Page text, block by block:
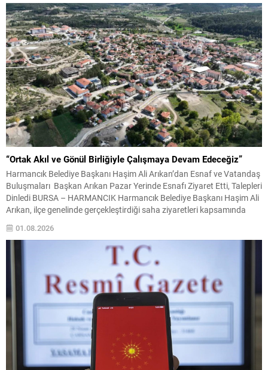
alınmasıyla süreçte...
“Ortak Akıl ve Gönül Birliğiyle Çalışmaya Devam Edeceğiz”
Harmancık Belediye Başkanı Haşim Ali Arıkan’dan Esnaf ve Vatandaş
Buluşmaları Başkan Arıkan Pazar Yerinde Esnafı Ziyaret Etti, Talepleri
Dinledi BURSA – HARMANCIK Harmancık Belediye Başkanı Haşim Ali
Arıkan, ilçe genelinde gerçekleştirdiği saha ziyaretleri kapsamında
pazar yerinde esnaf ve vatandaşlarla bir araya geldi. İlçenin ekonomik
ve sosyal yaşamında önemli bir yere...
01.08.2026